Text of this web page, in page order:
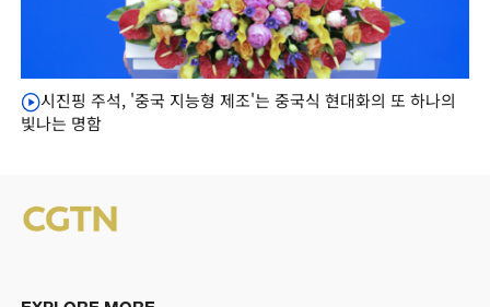
시진핑 주석, '중국 지능형 제조'는 중국식 현대화의 또 하나의
빛나는 명함